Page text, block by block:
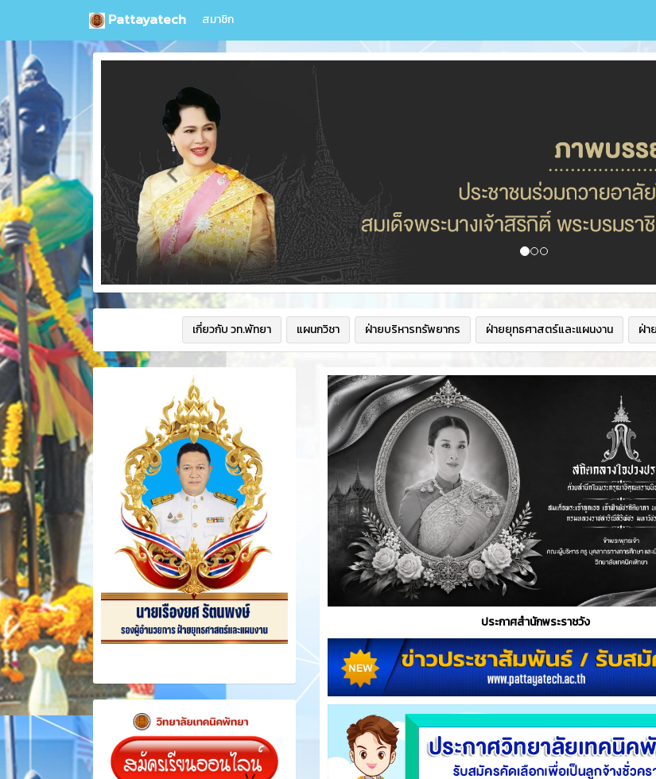
Pattayatech สมาชิก
เกี่ยวกับ วท.พัทยา แผนกวิชา ฝ่ายบริหารทรัพยากร ฝ่ายยุทธศาสตร์และแผนงาน ฝ่า
ประกาศสำนักพระราชวัง